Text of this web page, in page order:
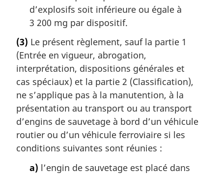
d’explosifs soit inférieure ou égale à
3 200 mg par dispositif.
(3) Le présent règlement, sauf la partie 1
(Entrée en vigueur, abrogation,
interprétation, dispositions générales et
cas spéciaux) et la partie 2 (Classification),
ne s’applique pas à la manutention, à la
présentation au transport ou au transport
d’engins de sauvetage à bord d’un véhicule
routier ou d’un véhicule ferroviaire si les
conditions suivantes sont réunies :
a) l’engin de sauvetage est placé dans